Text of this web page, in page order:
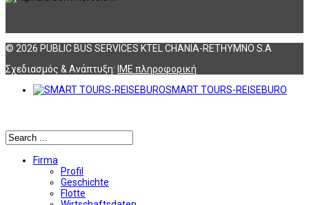
© 2026 PUBLIC BUS SERVICES KTEL CHANIA-RETHYMNO S.A
Σχεδιασμός & Ανάπτυξη: ΙΜΕ πληροφορική
SMART TOURS-REISEBURO
Firma
Profil
Geschichte
Flotte